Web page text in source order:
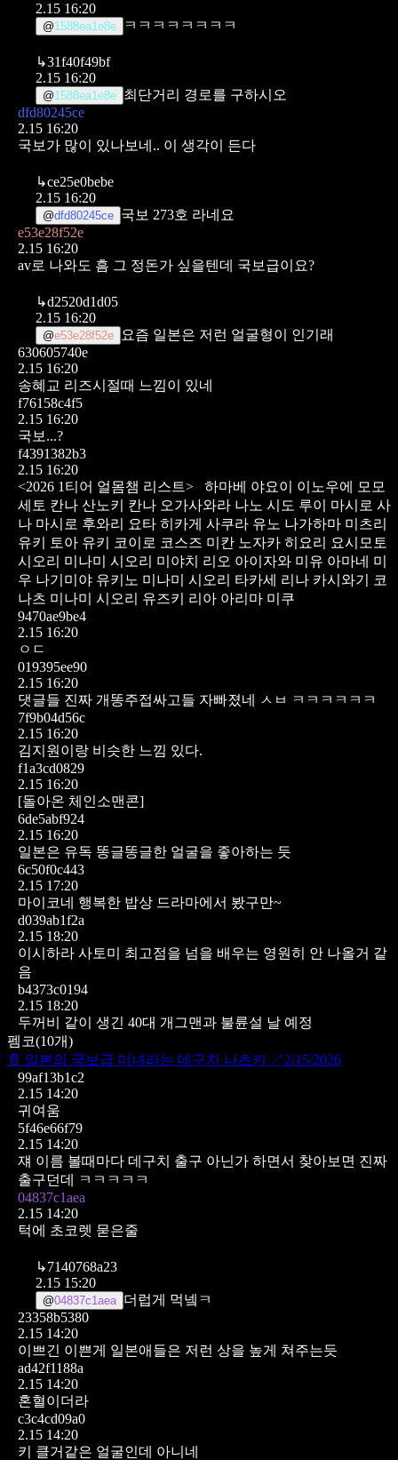
2.15 16:20
@1588ea1e8e ㅋㅋㅋㅋㅋㅋㅋㅋ
↳31f40f49bf
2.15 16:20
@1588ea1e8e 최단거리 경로를 구하시오
dfd80245ce
2.15 16:20
국보가 많이 있나보네.. 이 생각이 든다
↳ce25e0bebe
2.15 16:20
@dfd80245ce 국보 273호 라네요
e53e28f52e
2.15 16:20
av로 나와도 흠 그 정돈가 싶을텐데 국보급이요?
↳d2520d1d05
2.15 16:20
@e53e28f52e
요즘 일본은 저런 얼굴형이 인기래
630605740e
2.15 16:20
송혜교 리즈시절때 느낌이 있네
f76158c4f5
2.15 16:20
국보...?
f4391382b3
2.15 16:20
<2026 1티어 얼몸챔 리스트>
하마베 야요이
이노우에 모모
세토 칸나 산노키 칸나 오가사와라 나노 시도 루이
마시로 사
나 마시로 후와리 요타 히카게 사쿠라 유노 나가하마 미츠리
유키 토아 유키 코이로 코스즈 미칸 노자카 히요리
요시모토
시오리 미나미 시오리 미야치 리오 아이자와 미유 아마네 미
우 나기미야 유키노 미나미 시오리 타카세 리나 카시와기 코
나츠 미나미 시오리 유즈키 리아 아리마 미쿠
9470ae9be4
2.15 16:20
ㅇㄷ
019395ee90
2.15 16:20
댓글들 진짜 개똥주접싸고들 자빠졌네 ㅅㅂ ㅋㅋㅋㅋㅋㅋ
7f9b04d56c
2.15 16:20
김지원이랑 비슷한 느낌 있다.
f1a3cd0829
2.15 16:20
[돌아온 체인소맨콘]
6de5abf924
2.15 16:20
일본은 유독 똥글똥글한 얼굴을 좋아하는 듯
6c50f0c443
2.15 17:20
마이코네 행복한 밥상 드라마에서 봤구만~
d039ab1f2a
2.15 18:20
이시하라 사토미 최고점을 넘을 배우는 영원히 안 나올거 같
음
b4373c0194
2.15 18:20
두꺼비 같이 생긴 40대 개그맨과 불륜설 날 예정
펨코(10개)
📄 일본의 국보급 미녀라는 데구치 나츠키 ↗ 2/15/2026
99af13b1c2
2.15 14:20
귀여움
5f46e66f79
2.15 14:20
쟤 이름 볼때마다 데구치 출구 아닌가 하면서 찾아보면 진짜
출구던데 ㅋㅋㅋㅋㅋ
04837c1aea
2.15 14:20
턱에 초코렛 묻은줄
↳7140768a23
2.15 15:20
@04837c1aea 더럽게 먹넼ㅋ
23358b5380
2.15 14:20
이쁘긴 이쁜게 일본애들은 저런 상을 높게 쳐주는듯
ad42f1188a
2.15 14:20
혼혈이더라
c3c4cd09a0
2.15 14:20
키 클거같은 얼굴인데 아니네